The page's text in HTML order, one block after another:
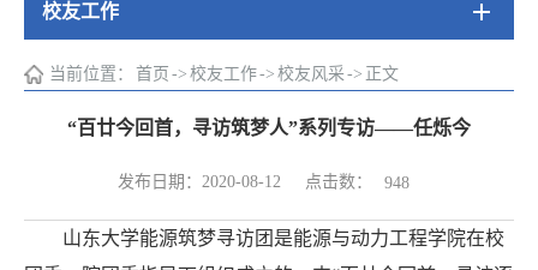
校友工作
当前位置： 首页 -> 校友工作-> 校友风采 -> 正文
“百廿今回首，寻访筑梦人”系列专访——任烁今
发布日期：2020-08-12 点击数： 948
山东大学能源筑梦寻访团是能源与动力工程学院在校